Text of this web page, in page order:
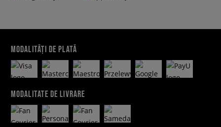
MODALITĂȚI DE PLATĂ
MODALITATE DE LIVRARE